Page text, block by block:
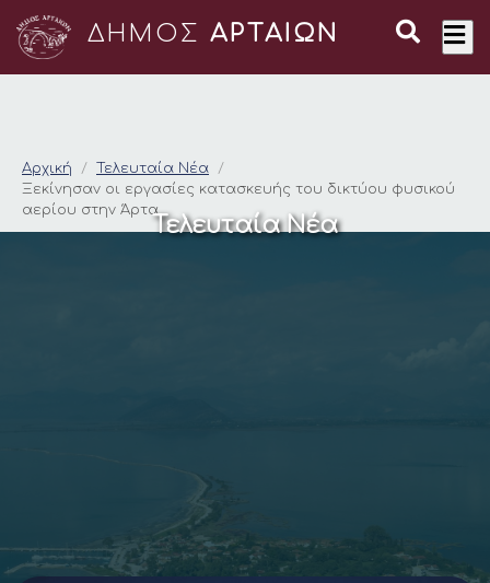
ΔΗΜΟΣ ΑΡΤΑΙΩΝ
Ξεκίνησαν οι
Αρχική
Τελευταία Νέα
Ξεκίνησαν οι εργασίες κατασκευής του δικτύου φυσικού
αερίου στην Άρτα
Τελευταία Νέα